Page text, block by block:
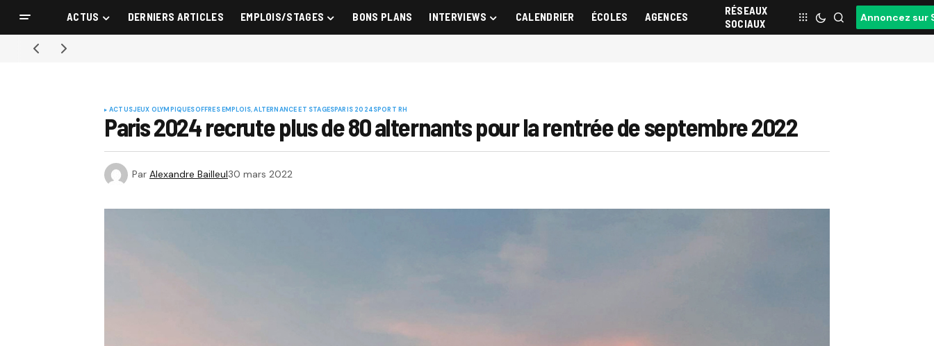
ACTUS DERNIERS ARTICLES EMPLOIS/STAGES BONS PLANS INTERVIEWS CALENDRIER ÉCOLES AGENCES
RÉSEAUX
SOCIAUX
Annoncez sur
ACTUSJEUX OLYMPIQUESOFFRES EMPLOIS, ALTERNANCE ET STAGESPARIS 2024SPORT RH
Paris 2024 recrute plus de 80 alternants pour la rentrée de septembre 2022
Par Alexandre Bailleul30 mars 2022